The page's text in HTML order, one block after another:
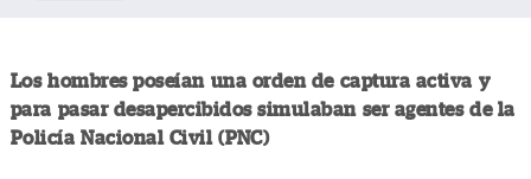
Los hombres poseían una orden de captura activa y
para pasar desapercibidos simulaban ser agentes de la
Policía Nacional Civil (PNC)